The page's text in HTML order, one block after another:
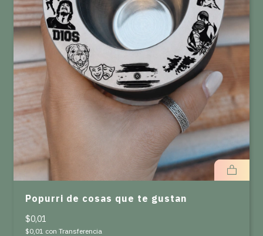
Popurri de cosas que te gustan
$0,01
$0,01 con Transferencia